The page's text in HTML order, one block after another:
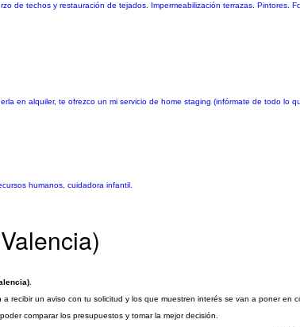
de techos y restauración de tejados. Impermeabilización terrazas. Pintores.
en alquiler, te ofrezco un mi servicio de home staging (infórmate de todo lo
humanos, cuidadora infantil.
recibir un aviso con tu solicitud y los que muestren interés se van a poner
comparar los presupuestos y tomar la mejor decisión.